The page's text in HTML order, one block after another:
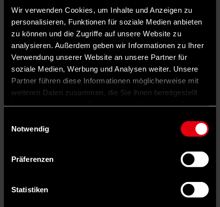
Wir verwenden Cookies, um Inhalte und Anzeigen zu
personalisieren, Funktionen für soziale Medien anbieten
zu können und die Zugriffe auf unsere Website zu
analysieren. Außerdem geben wir Informationen zu Ihrer
Verwendung unserer Website an unsere Partner für
soziale Medien, Werbung und Analysen weiter. Unsere
Partner führen diese Informationen möglicherweise mit
weiteren Daten zusammen, die Sie ihnen bereitgestellt
Notwendig
Präferenzen
Statistiken